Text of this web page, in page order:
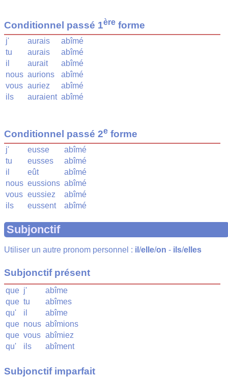
Conditionnel passé 1ère forme
j' aurais
abîmé
tu
aurais
abîmé
il
aurait
abîmé
nous aurions
abîmé
vous auriez
abîmé
ils
auraient abîmé
Conditionnel passé 2e forme
j' eusse
abîmé
tu
eusses
abîmé
il
eût
abîmé
nous eussions abîmé
vous eussiez
abîmé
ils
eussent abîmé
Subjonctif
Utiliser un autre pronom personnel : il /elle/on - ils/elles
Subjonctif présent
que j'
abîme
que tu
abîmes
qu'
il
abîme
que nous abîmions
que vous abîmiez
qu'
ils abîment
Subjonctif imparfait